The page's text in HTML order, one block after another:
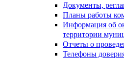
Документы,
Планы работы
Информация об
территории
Отчеты о
Телефоны